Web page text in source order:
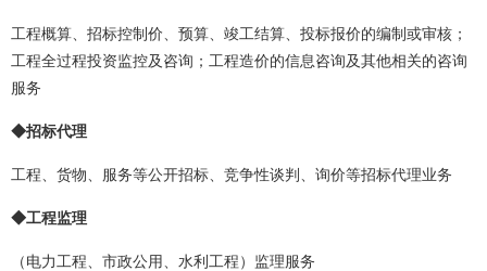
工程概算、招标控制价、预算、竣工结算、投标报价的编制或审核；
工程全过程投资监控及咨询；工程造价的信息咨询及其他相关的咨询
服务
◆招标代理
工程、货物、服务等公开招标、竞争性谈判、询价等招标代理业务
◆工程监理
（电力工程、市政公用、水利工程）监理服务